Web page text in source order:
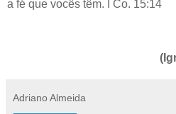
a fé que vocês têm. I Co. 15:14
Adriano Almeida